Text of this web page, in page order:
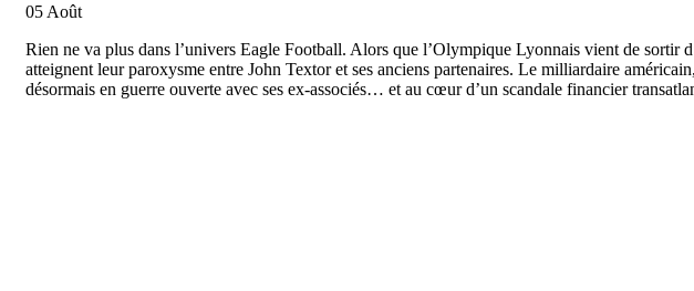
05 Août
Rien ne va plus dans l’univers Eagle Football. Alors que l’Olympique Lyonnais vient de sortir
atteignent leur paroxysme entre John Textor et ses anciens partenaires. Le milliardaire
désormais en guerre ouverte avec ses ex-associés… et au cœur d’un scandale financier